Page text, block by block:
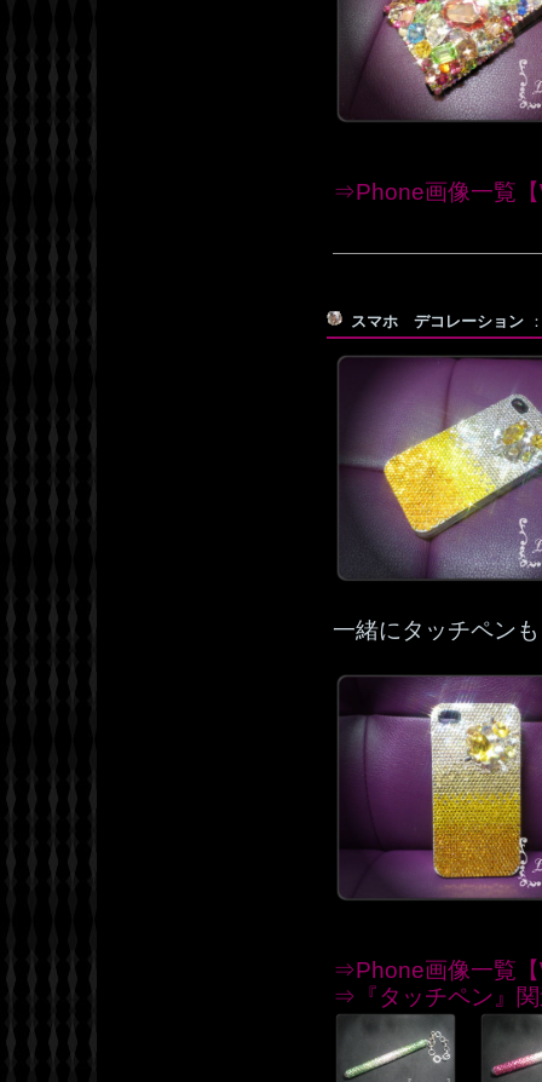
⇒Phone画像一覧
スマホ デコレーション
一緒にタッチペン
⇒Phone画像一覧
⇒『タッチペン』